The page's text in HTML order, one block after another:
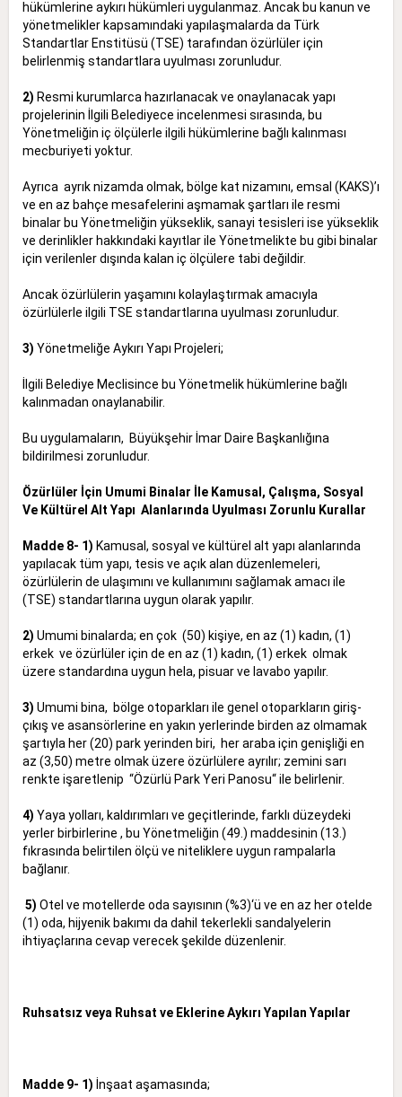
hükümlerine aykırı hükümleri uygulanmaz. Ancak bu kanun ve
yönetmelikler kapsamındaki yapılaşmalarda da Türk
Standartlar Enstitüsü (TSE) tarafından özürlüler için
belirlenmiş standartlara uyulması zorunludur.
2) Resmi kurumlarca hazırlanacak ve onaylanacak yapı
projelerinin İlgili Belediyece incelenmesi sırasında, bu
Yönetmeliğin iç ölçülerle ilgili hükümlerine bağlı kalınması
mecburiyeti yoktur.
Ayrıca ayrık nizamda olmak, bölge kat nizamını, emsal (KAKS)’ı
ve en az bahçe mesafelerini aşmamak şartları ile resmi
binalar bu Yönetmeliğin yükseklik, sanayi tesisleri ise yükseklik
ve derinlikler hakkındaki kayıtlar ile Yönetmelikte bu gibi binalar
için verilenler dışında kalan iç ölçülere tabi değildir.
Ancak özürlülerin yaşamını kolaylaştırmak amacıyla
özürlülerle ilgili TSE standartlarına uyulması zorunludur.
3) Yönetmeliğe Aykırı Yapı Projeleri;
İlgili Belediye Meclisince bu Yönetmelik hükümlerine bağlı
kalınmadan onaylanabilir.
Bu uygulamaların, Büyükşehir İmar Daire Başkanlığına
bildirilmesi zorunludur.
Özürlüler İçin Umumi Binalar İle Kamusal, Çalışma, Sosyal
Ve Kültürel Alt Yapı Alanlarında Uyulması Zorunlu Kurallar
Madde 8- 1) Kamusal, sosyal ve kültürel alt yapı alanlarında
yapılacak tüm yapı, tesis ve açık alan düzenlemeleri,
özürlülerin de ulaşımını ve kullanımını sağlamak amacı ile
(TSE) standartlarına uygun olarak yapılır.
2) Umumi binalarda; en çok (50) kişiye, en az (1) kadın, (1)
erkek ve özürlüler için de en az (1) kadın, (1) erkek olmak
üzere standardına uygun hela, pisuar ve lavabo yapılır.
3) Umumi bina, bölge otoparkları ile genel otoparkların giriş-
çıkış ve asansörlerine en yakın yerlerinde birden az olmamak
şartıyla her (20) park yerinden biri, her araba için genişliği en
az (3,50) metre olmak üzere özürlülere ayrılır; zemini sarı
renkte işaretlenip “Özürlü Park Yeri Panosu“ ile belirlenir.
4) Yaya yolları, kaldırımları ve geçitlerinde, farklı düzeydeki
yerler birbirlerine , bu Yönetmeliğin (49.) maddesinin (13.)
fıkrasında belirtilen ölçü ve niteliklere uygun rampalarla
bağlanır.
5) Otel ve motellerde oda sayısının (%3)‘ü ve en az her otelde
(1) oda, hijyenik bakımı da dahil tekerlekli sandalyelerin
ihtiyaçlarına cevap verecek şekilde düzenlenir.
Ruhsatsız veya Ruhsat ve Eklerine Aykırı Yapılan Yapılar
Madde 9- 1) İnşaat aşamasında;